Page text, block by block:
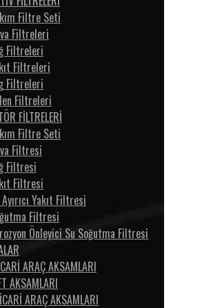
Filtre Seti
Filtreleri
Filtreleri
Filtreleri
Filtreleri
Filtreleri
FİLTRELERİ
Filtre Seti
Filtresi
Filtresi
Filtresi
Yakıt Filtresi
Filtresi
Önleyici Su Soğutma Filtresi
ARAÇ AKSAMLARI
AKSAMLARI
ARAÇ AKSAMLARI